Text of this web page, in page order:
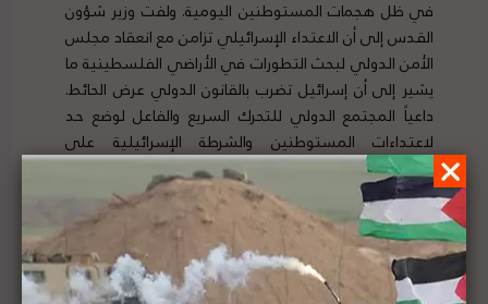
في ظل هجمات المستوطنين اليومية. ولفت وزير شؤون
القدس إلى أن الاعتداء الإسرائيلي تزامن مع انعقاد مجلس
الأمن الدولي لبحث التطورات في الأراضي الفلسطينية ما
يشير إلى أن إسرائيل تضرب بالقانون الدولي عرض الحائط.
داعياً المجتمع الدولي للتحرك السريع والفاعل لوضع حد
لاعتداءات المستوطنين والشرطة الإسرائيلية على
المواطنين المسالمين. لتفاصيل الخبر ومصدره الأصلي،هنا
جامعة الدول العربية تدين ما يجري بحي الشيخ جراح في